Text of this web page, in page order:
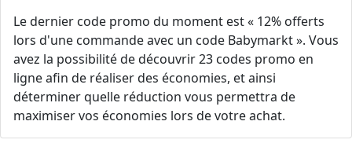
Le dernier code promo du moment est « 12% offerts
lors d'une commande avec un code Babymarkt ». Vous
avez la possibilité de découvrir 23 codes promo en
ligne afin de réaliser des économies, et ainsi
déterminer quelle réduction vous permettra de
maximiser vos économies lors de votre achat.